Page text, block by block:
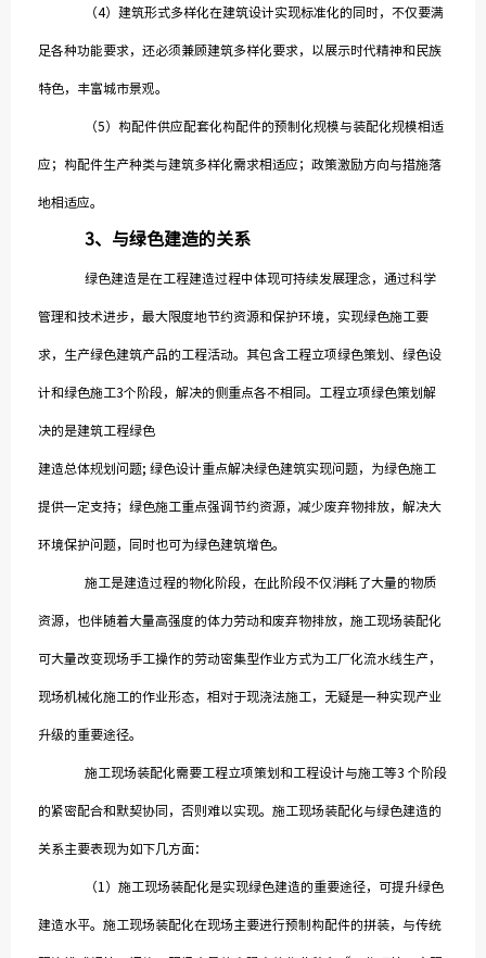
（4）建筑形式多样化在建筑设计实现标准化的同时，不仅要满
足各种功能要求，还必须兼顾建筑多样化要求，以展示时代精神和民族
特色，丰富城市景观。
（5）构配件供应配套化构配件的预制化规模与装配化规模相适
应；构配件生产种类与建筑多样化需求相适应；政策激励方向与措施落
地相适应。
3、 与绿色建造的关系
绿色建造是在工程建造过程中体现可持续发展理念，通过科学
管理和技术进步，最大限度地节约资源和保护环境，实现绿色施工要
求，生产绿色建筑产品的工程活动。其包含工程立项绿色策划、绿色设
计和绿色施工3个阶段，解决的侧重点各不相同。工程立项绿色策划解
决的是建筑工程绿色
建造总体规划问题; 绿色设计重点解决绿色建筑实现问题，为绿色施工
提供一定支持；绿色施工重点强调节约资源，减少废弃物排放，解决大
环境保护问题，同时也可为绿色建筑增色。
施工是建造过程的物化阶段，在此阶段不仅消耗了大量的物质
资源，也伴随着大量高强度的体力劳动和废弃物排放，施工现场装配化
可大量改变现场手工操作的劳动密集型作业方式为工厂化流水线生产，
现场机械化施工的作业形态，相对于现浇法施工，无疑是一种实现产业
升级的重要途径。
施工现场装配化需要工程立项策划和工程设计与施工等3 个阶段
的紧密配合和默契协同，否则难以实现。施工现场装配化与绿色建造的
关系主要表现为如下几方面：
（1）施工现场装配化是实现绿色建造的重要途径，可提升绿色
建造水平。施工现场装配化在现场主要进行预制构配件的拼装，与传统